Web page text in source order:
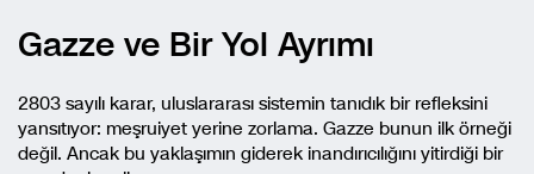
Gazze ve Bir Yol Ayrımı
2803 sayılı karar, uluslararası sistemin tanıdık bir refleksini
yansıtıyor: meşruiyet yerine zorlama. Gazze bunun ilk örneği
değil. Ancak bu yaklaşımın giderek inandırıcılığını yitirdiği bir